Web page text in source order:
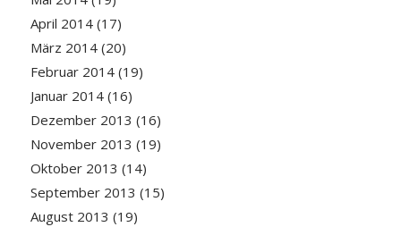
April 2014(17)
März 2014(20)
Februar 2014(19)
Januar 2014(16)
Dezember 2013 (16)
November 2013 (19)
Oktober 2013 (14)
September 2013 (15)
August 2013 (19)